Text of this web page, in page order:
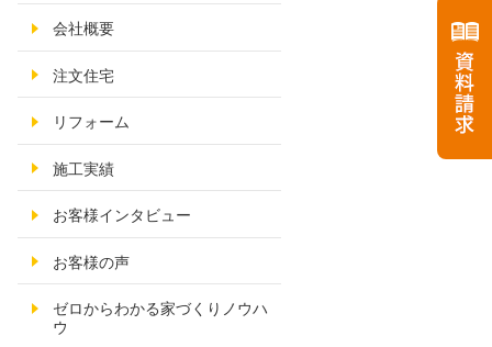
会社概要
注文住宅
リフォーム
施工実績
お客様インタビュー
お客様の声
ゼロからわかる家づくりノウハ
ウ